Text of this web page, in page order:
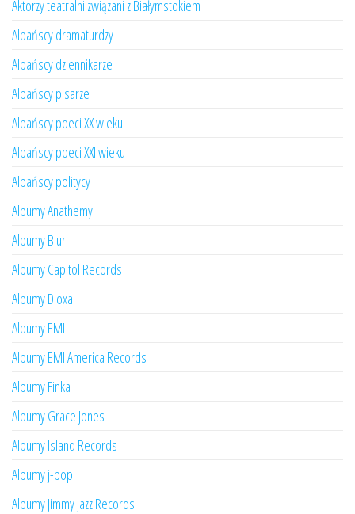
Aktorzy teatralni związani z Białymstokiem
Albańscy dramaturdzy
Albańscy dziennikarze
Albańscy pisarze
Albańscy poeci XX wieku
Albańscy poeci XXI wieku
Albańscy politycy
Albumy Anathemy
Albumy Blur
Albumy Capitol Records
Albumy Dioxa
Albumy EMI
Albumy EMI America Records
Albumy Finka
Albumy Grace Jones
Albumy Island Records
Albumy j-pop
Albumy Jimmy Jazz Records